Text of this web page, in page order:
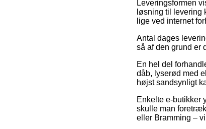
Leveringsformen
løsning til levering
lige ved internet
Antal dages
så af den grund er
En hel del
dåb, lyserød med
højst sandsynligt
Enkelte e-butikker
skulle man
eller Bramming –